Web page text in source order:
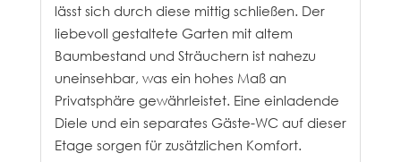
lässt sich durch diese mittig schließen. Der
liebevoll gestaltete Garten mit altem
Baumbestand und Sträuchern ist nahezu
uneinsehbar, was ein hohes Maß an
Privatsphäre gewährleistet. Eine einladende
Diele und ein separates Gäste-WC auf dieser
Etage sorgen für zusätzlichen Komfort.